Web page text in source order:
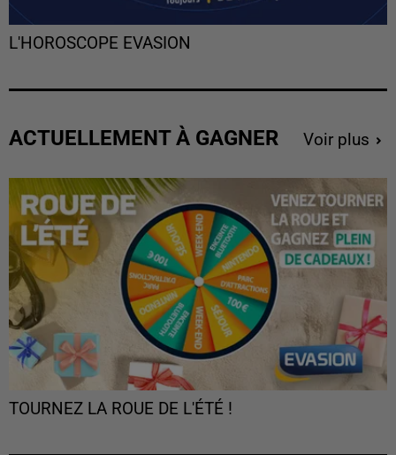
L'HOROSCOPE EVASION
ACTUELLEMENT À GAGNER Voir plus
TOURNEZ LA ROUE DE L'ÉTÉ !